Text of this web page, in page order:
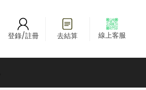
登錄/註冊 去結算 線上客服